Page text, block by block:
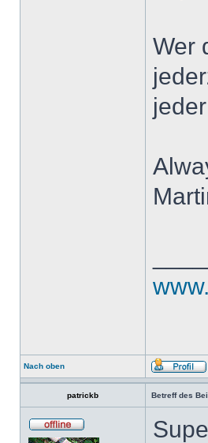
Wer
Nach oben
patrickb Betreff des